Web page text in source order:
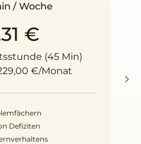
/ Woche
€
(45 Min)
€/Monat
Defiziten